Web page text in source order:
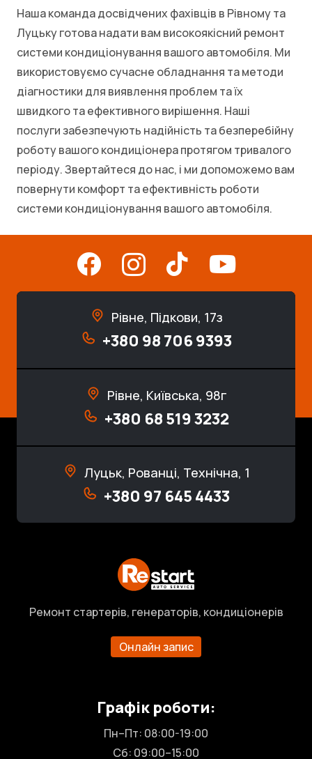
Наша команда досвідчених фахівців в Рівному та
Луцьку готова надати вам високоякісний ремонт
системи кондиціонування вашого автомобіля. Ми
використовуємо сучасне обладнання та методи
діагностики для виявлення проблем та їх
швидкого та ефективного вирішення. Наші
послуги забезпечують надійність та безперебійну
роботу вашого кондиціонера протягом тривалого
періоду. Звертайтеся до нас, і ми допоможемо вам
повернути комфорт та ефективність роботи
системи кондиціонування вашого автомобіля.
Рівне, Підкови, 17з
+380 98 706 9393
Рівне, Київська, 98г
+380 68 519 3232
Луцьк, Рованці, Технічна, 1
+380 97 645 4433
Ремонт стартерів, генераторів, кондиціонерів
Онлайн запис
Графік роботи:
Пн–Пт: 08:00-19:00
Сб: 09:00–15:00